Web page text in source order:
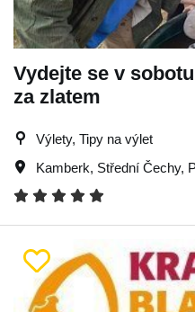
Vydejte se v
za zlatem
Výlety, Tipy na výlet
Kamberk, Střední Čechy,